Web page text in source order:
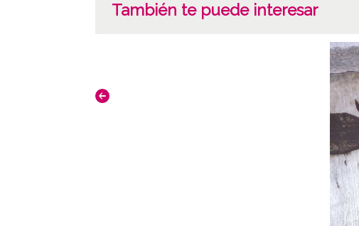
También te puede interesar